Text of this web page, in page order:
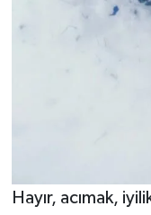
Hayır, acımak,